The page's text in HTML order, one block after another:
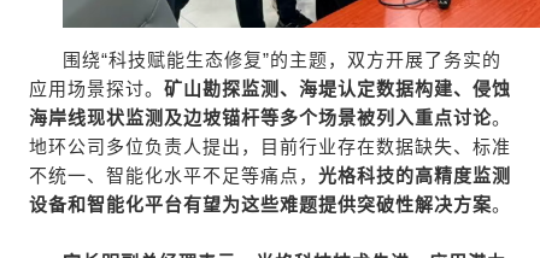
围绕“科技赋能生态修复”的主题，双方开展了务实的
应用场景探讨。 矿山勘探监测、海堤认定数据构建、侵蚀
海岸线现状监测及边坡锚杆等多个场景被列入重点讨论。
地环公司多位负责人提出，目前行业存在数据缺失、标准
不统一、智能化水平不足等痛点， 光格科技的高精度监测
设备和智能化平台有望为这些难题提供突破性解决方案。